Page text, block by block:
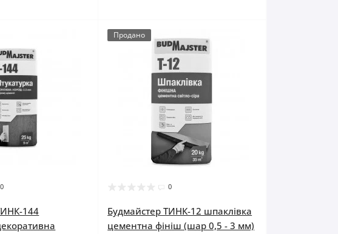
0
144
Продано
0
Будмайстер ТИНК-12 шпаклівка
цементна фініш (шар 0,5 - 3 мм)